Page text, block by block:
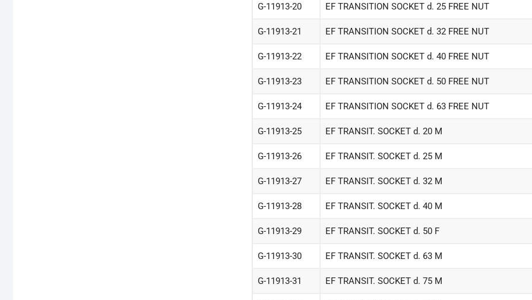
G-11913-20 EF TRANSITION SOCKET d. 25 FREE NUT
G-11913-21 EF TRANSITION SOCKET d. 32 FREE NUT
G-11913-22 EF TRANSITION SOCKET d. 40 FREE NUT
G-11913-23 EF TRANSITION SOCKET d. 50 FREE NUT
G-11913-24 EF TRANSITION SOCKET d. 63 FREE NUT
G-11913-25 EF TRANSIT. SOCKET d. 20 M
G-11913-26 EF TRANSIT. SOCKET d. 25 M
G-11913-27 EF TRANSIT. SOCKET d. 32 M
G-11913-28 EF TRANSIT. SOCKET d. 40 M
G-11913-29 EF TRANSIT. SOCKET d. 50 F
G-11913-30 EF TRANSIT. SOCKET d. 63 M
G-11913-31 EF TRANSIT. SOCKET d. 75 M